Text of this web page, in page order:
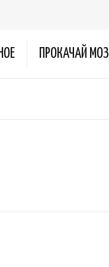
ПРОКАЧАЙ МОЗГ